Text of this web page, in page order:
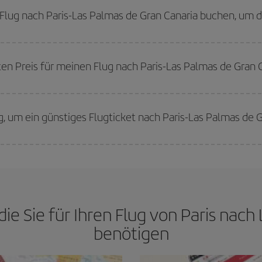
Sie einen Wochenendtripp planen:
Je früher Sie Ihren Flug buchen,
nach Paris-Las Palmas de Gran Canaria buchen,
sind. Deshalb ist es von
grundlegender Bedeutung, frühzeitig zu
Preis für meinen Flug nach Paris-Las Palmas de Gran
ein günstiges Flugticket nach Paris-Las Palmas de
Sie für Ihren Flug von Paris nach
benötigen